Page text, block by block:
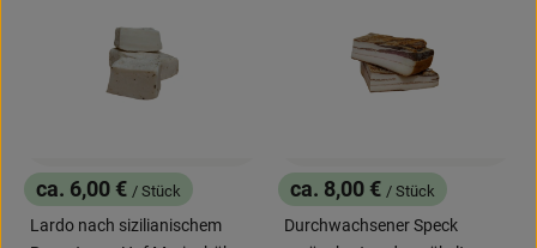
, Preis:
ca. 6,00 € / Stück
Lardo nach sizilianischem
, Preis:
ca. 8,00 € / Stück
Durchwachsener Speck